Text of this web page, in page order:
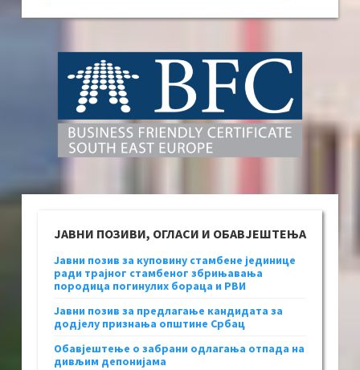
ЈАВНИ ПОЗИВИ, ОГЛАСИ И ОБАВЈЕШТЕЊА
Јавни позив за куповину стамбене јединице
ради трајног стамбеног збрињавања
породица погинулих бораца и РВИ
Јавни позив за предлагање кандидата за
додјелу признања општине Србац
Обавјештење о забрани одлагања отпада на
дивљим депонијама